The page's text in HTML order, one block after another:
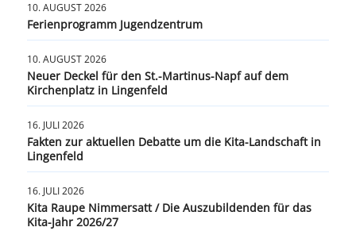
10. AUGUST 2026
Ferienprogramm Jugendzentrum
10. AUGUST 2026
Neuer Deckel für den St.-Martinus-Napf auf dem
Kirchenplatz in Lingenfeld
16. JULI 2026
Fakten zur aktuellen Debatte um die Kita-Landschaft in
Lingenfeld
16. JULI 2026
Kita Raupe Nimmersatt / Die Auszubildenden für das
Kita-Jahr 2026/27